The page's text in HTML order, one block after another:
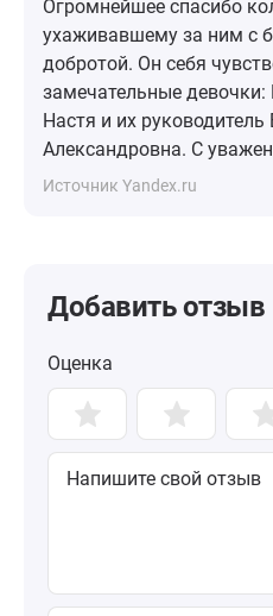
Огромнейшее спасибо
ухаживавшему за ним с
добротой. Он себя
замечательные
Настя и их руководитель
Александровна. С
Источник Yandex.ru
Добавить отзыв
Оценка